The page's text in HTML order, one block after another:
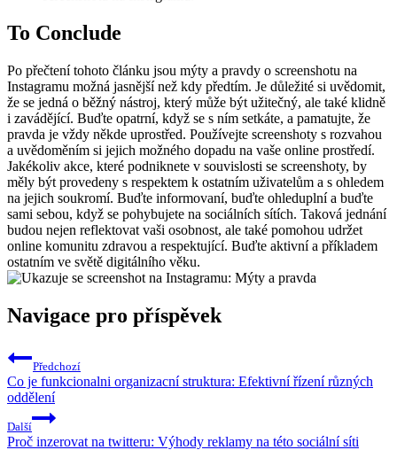
To Conclude
Po přečtení tohoto článku jsou mýty a pravdy o screenshotu na
Instagramu možná jasnější než kdy předtím. Je důležité si uvědomit,
že se jedná o běžný nástroj, který může být užitečný, ale také klidně
i zavádějící. Buďte opatrní, když se s ním setkáte, a pamatujte, že
pravda je vždy někde uprostřed. Používejte screenshoty s rozvahou
a uvědoměním si jejich možného dopadu na vaše online prostředí.
Jakékoliv akce, které podniknete v souvislosti se screenshoty, by
měly být provedeny s respektem k ostatním uživatelům a s ohledem
na jejich soukromí. Buďte informovaní, buďte ohleduplní a buďte
sami sebou, když se pohybujete na sociálních sítích. Taková jednání
budou nejen reflektovat vaši osobnost, ale také pomohou udržet
online komunitu zdravou a respektující. Buďte aktivní a příkladem
ostatním ve světě digitálního věku.
Navigace pro příspěvek
Předchozí
Co je funkcionalni organizacní struktura: Efektivní řízení různých
oddělení
Další
Proč inzerovat na twitteru: Výhody reklamy na této sociální síti